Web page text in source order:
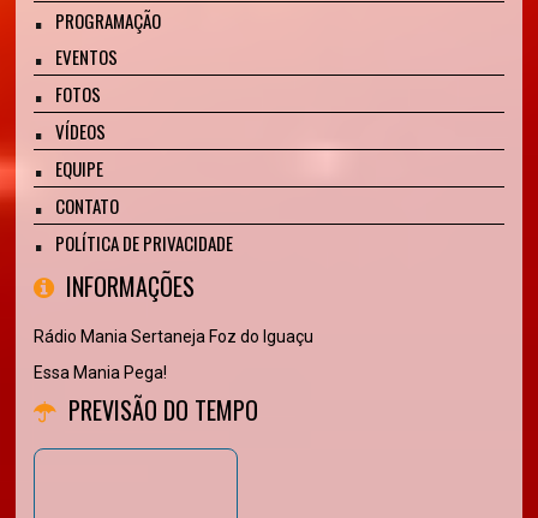
PROGRAMAÇÃO
EVENTOS
FOTOS
VÍDEOS
EQUIPE
CONTATO
POLÍTICA DE PRIVACIDADE
INFORMAÇÕES
Rádio Mania Sertaneja Foz do Iguaçu
Essa Mania Pega!
PREVISÃO DO TEMPO